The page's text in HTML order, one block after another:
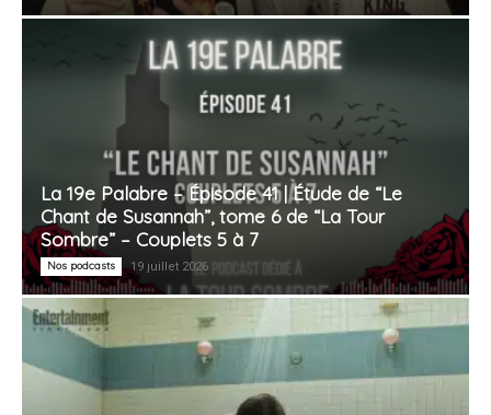
La 19e Palabre – Épisode 41 | Étude de “Le
Chant de Susannah”, tome 6 de “La Tour
Sombre” – Couplets 5 à 7
Nos podcasts 19 juillet 2026